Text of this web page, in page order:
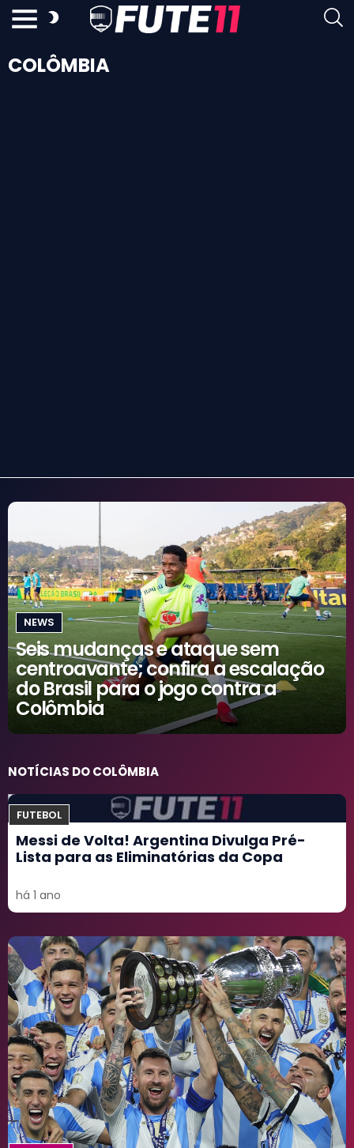
COLÔMBIA
NEWS
Seis mudanças e ataque sem
centroavante; confira a escalação
do Brasil para o jogo contra a
Colômbia
NOTÍCIAS DO COLÔMBIA
FUTEBOL
Messi de Volta! Argentina Divulga Pré-
Lista para as Eliminatórias da Copa
há 1 ano